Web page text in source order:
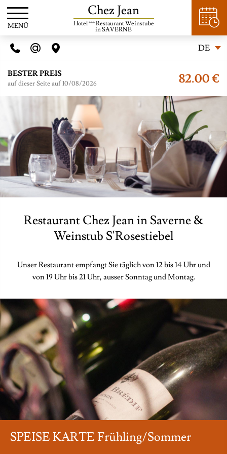
MENÜ
Chez Jean
Hotel *** Restaurant Weinstube
in SAVERNE
DE
BESTER PREIS
auf dieser Seite auf 10/08/2026 82.00 €
Restaurant Chez Jean in Saverne &
Weinstub S'Rosestiebel
Unser Restaurant empfangt Sie täglich von 12 bis 14 Uhr und
von 19 Uhr bis 21 Uhr, ausser Sonntag und Montag.
SPEISE KARTE Frühling/Sommer